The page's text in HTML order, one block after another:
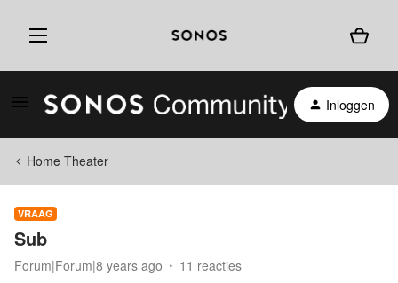
Inloggen
Home Theater
VRAAG
Sub
Forum|Forum|8 years ago 11 reacties